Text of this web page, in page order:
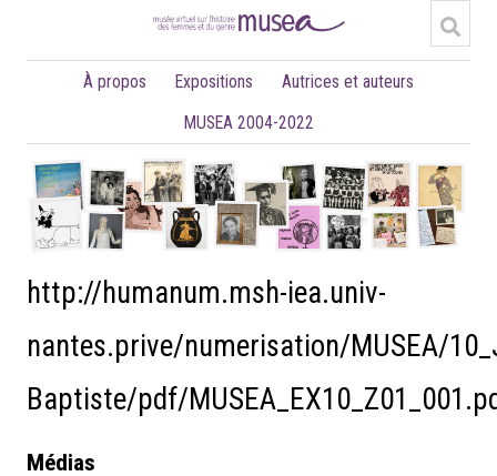
À propos Expositions
Autrices et auteurs
MUSEA 2004-2022
http://humanum.msh-iea.univ-
nantes.prive/numerisation/MUSEA/
Baptiste/pdf/
Médias